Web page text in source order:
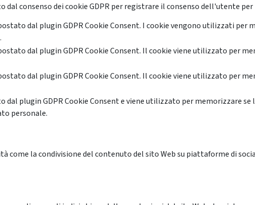
dal consenso dei cookie GDPR per registrare il consenso dell'utente
dal plugin GDPR Cookie Consent. I cookie vengono utilizzati
dal plugin GDPR Cookie Consent. Il cookie viene utilizzato per
dal plugin GDPR Cookie Consent. Il cookie viene utilizzato per
dal plugin GDPR Cookie Consent e viene utilizzato per memorizzare
personale.
come la condivisione del contenuto del sito Web su piattaforme di